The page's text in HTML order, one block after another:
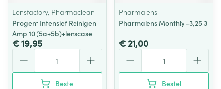
Lensfactory, Pharmaclean
Progent Intensief Reinigen
Amp 10 (5a+5b)+lenscase
€ 19,95
Bestel
Pharmalens
Pharmalens Monthly -3,25 3
€ 21,00
Bestel